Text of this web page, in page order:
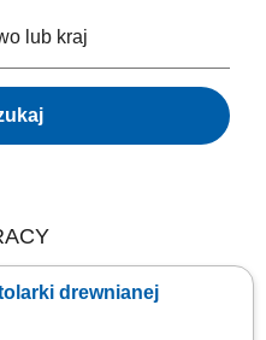
drewnianej